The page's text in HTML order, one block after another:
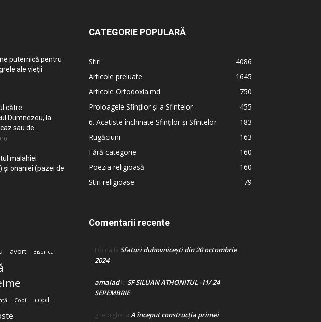
puternică pentru
ale vieţii
către
Dumnezeu, la
sau de...
malahiei
şi onaniei (pazei de
avort Biserica
Copii
copil
CATEGORIE POPULARĂ
Stiri
4086
Articole preluate
1645
Articole Ortodoxia.md
750
Proloagele Sfinților și a Sfintelor
455
6. Acatiste închinate Sfinților și Sfintelor
183
Rugăciuni
163
Fără categorie
160
Poezia religioasă
160
Stiri religioase
79
Comentarii recente
Doina la Sfaturi duhovnicești din 20 octombrie
2024
amaladla SF SILUAN ATHONITUL -11/ 24
SEPEMBRIE
gheorghe la A început construcţia primei